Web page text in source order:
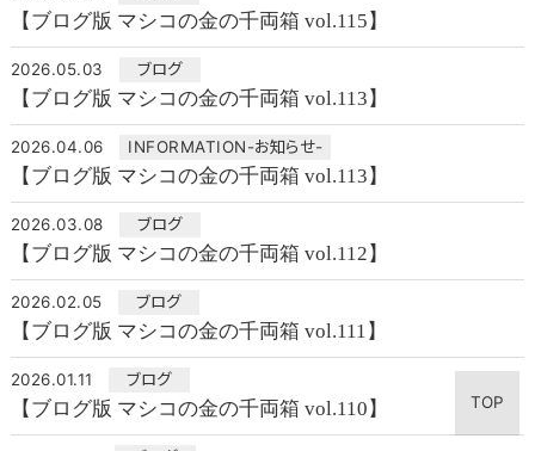
【ブログ版 マシコの金の千両箱 vol.115】
2026.05.03 ブログ
【ブログ版 マシコの金の千両箱 vol.113】
2026.04.06 INFORMATION-お知らせ-
【ブログ版 マシコの金の千両箱 vol.113】
2026.03.08 ブログ
【ブログ版 マシコの金の千両箱 vol.112】
2026.02.05 ブログ
【ブログ版 マシコの金の千両箱 vol.111】
2026.01.11 ブログ
【ブログ版 マシコの金の千両箱 vol.110】 TOP